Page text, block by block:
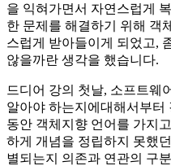
을 익혀가면서 자연스럽게
한 문제를 해결하기 위해 객
스럽게 받아들이게 되었고,
않을까란 생각을 했습니다.
드디어 강의 첫날, 소프트웨
알아야 하는지에대해서부터
동안 객체지향 언어를 가지
하게 개념을 정립하지 못했
별되는지 의존과 연관의 구